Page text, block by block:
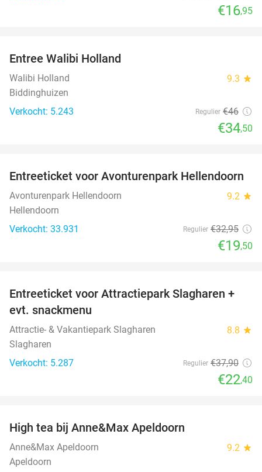
€16,95
Entree Walibi Holland
Walibi Holland 9.3 star
Biddinghuizen
Verkocht: 5.243
Regulier €46
€34,50
41%
Entreeticket voor Avonturenpark Hellendoorn
Avonturenpark Hellendoorn 9.2 star
Hellendoorn
Verkocht: 33.931
Regulier €32,95
€19,50
41%
Entreeticket voor Attractiepark Slagharen +
evt. snackmenu
Attractie- & Vakantiepark Slagharen 8.8 star
Slagharen
Verkocht: 5.287
Regulier €37,90
€22,40
High tea bij Anne&Max Apeldoorn
Anne&Max Apeldoorn 9.2 star
Apeldoorn